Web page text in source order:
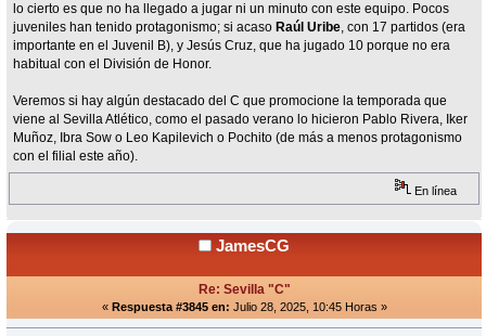
lo cierto es que no ha llegado a jugar ni un minuto con este equipo. Pocos
juveniles han tenido protagonismo; si acaso Raúl Uribe, con 17 partidos (era
importante en el Juvenil B), y Jesús Cruz, que ha jugado 10 porque no era
habitual con el División de Honor.
Veremos si hay algún destacado del C que promocione la temporada que
viene al Sevilla Atlético, como el pasado verano lo hicieron Pablo Rivera, Iker
Muñoz, Ibra Sow o Leo Kapilevich o Pochito (de más a menos protagonismo
con el filial este año).
En línea
JamesCG
Re: Sevilla "C"
« Respuesta #3845 en: Julio 28, 2025, 10:45 Horas »